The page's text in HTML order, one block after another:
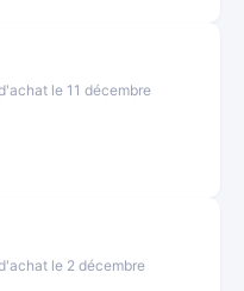
le 11 décembre
le 2 décembre